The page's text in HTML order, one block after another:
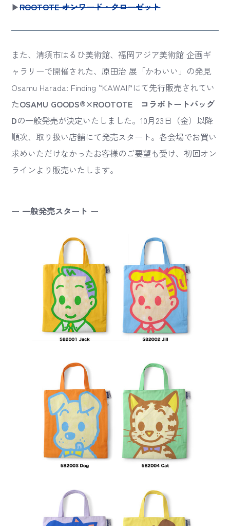
▶ROOTOTE オンワード・クローゼット
また、清須市はるひ美術館、福岡アジア美術館 企画ギ
ャラリーで開催された、原田治 展「かわいい」の発見
Osamu Harada: Finding “KAWAII”にて先行販売されてい
たOSAMU GOODS®×ROOTOTE コラボトートバッグ
Dの一般発売が決定いたしました。10月23日（金）以降
順次、取り扱い店舗にて発売スタート。各会場でお買い
求めいただけなかったお客様のご要望も受け、初回オン
ラインより販売いたします。
ー 一般発売スタート ー